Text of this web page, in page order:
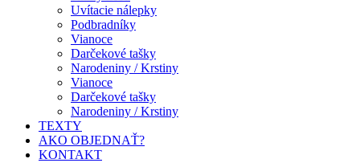
Uvítacie nálepky
Podbradníky
Vianoce
Darčekové tašky
Narodeniny / Krstiny
Vianoce
Darčekové tašky
Narodeniny / Krstiny
TEXTY
AKO OBJEDNAŤ?
KONTAKT